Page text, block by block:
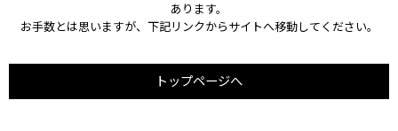
あります。
お手数とは思いますが、下記リンクからサイトへ移動してください。
トップページへ